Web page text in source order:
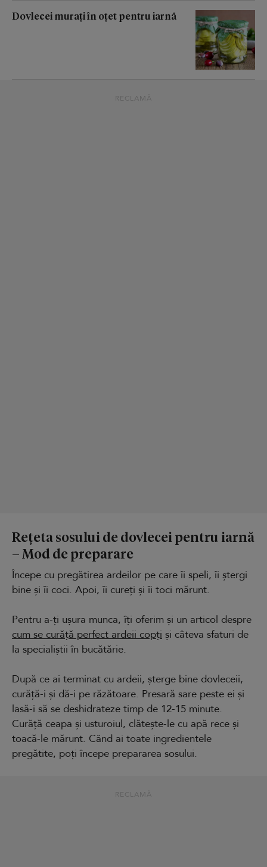
Dovlecei murați în oțet pentru iarnă
RECLAMĂ
Rețeta sosului de dovlecei pentru iarnă
– Mod de preparare
Începe cu pregătirea ardeilor pe care îi speli, îi ștergi
bine și îi coci. Apoi, îi cureți și îi toci mărunt.
Pentru a-ți ușura munca, îți oferim și un articol despre
cum se curăță perfect ardeii copți și câteva sfaturi de
la specialiștii în bucătărie.
După ce ai terminat cu ardeii, șterge bine dovleceii,
curăță-i și dă-i pe răzătoare. Presară sare peste ei și
lasă-i să se deshidrateze timp de 12-15 minute.
Curăță ceapa și usturoiul, clătește-le cu apă rece și
toacă-le mărunt. Când ai toate ingredientele
pregătite, poți începe prepararea sosului.
RECLAMĂ